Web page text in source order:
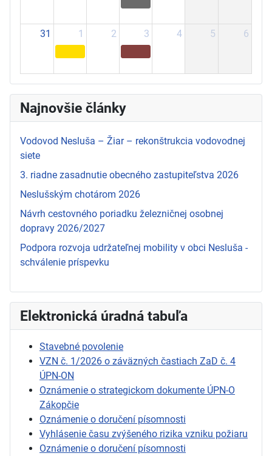
31 1 2 3 4 5 6
Najnovšie články
Vodovod Nesluša – Žiar – rekonštrukcia vodovodnej
siete
3. riadne zasadnutie obecného zastupiteľstva 2026
Neslušským chotárom 2026
Návrh cestovného poriadku železničnej osobnej
dopravy 2026/2027
Podpora rozvoja udržateľnej mobility v obci Nesluša -
schválenie príspevku
Elektronická úradná tabuľa
Stavebné povolenie
VZN č. 1/2026 o záväzných častiach ZaD č. 4
ÚPN-ON
Oznámenie o strategickom dokumente ÚPN-O
Zákopčie
Oznámenie o doručení písomnosti
Vyhlásenie času zvýšeného rizika vzniku požiaru
Oznámenie o doručení písomnosti